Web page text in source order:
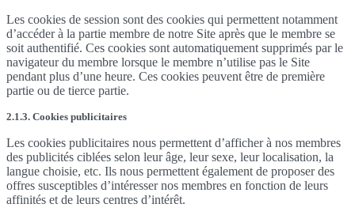
Les cookies de session sont des cookies qui permettent notamment
d’accéder à la partie membre de notre Site après que le membre se
soit authentifié. Ces cookies sont automatiquement supprimés par le
navigateur du membre lorsque le membre n’utilise pas le Site
pendant plus d’une heure. Ces cookies peuvent être de première
partie ou de tierce partie.
2.1.3. Cookies publicitaires
Les cookies publicitaires nous permettent d’afficher à nos membres
des publicités ciblées selon leur âge, leur sexe, leur localisation, la
langue choisie, etc. Ils nous permettent également de proposer des
offres susceptibles d’intéresser nos membres en fonction de leurs
affinités et de leurs centres d’intérêt.